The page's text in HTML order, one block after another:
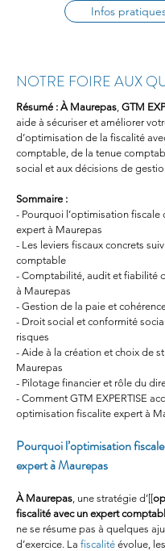
Infos
NOTRE FOIRE AUX
Résumé : À Maurepas, GTM
aide à sécuriser et améliorer
d’optimisation de la fiscalité
comptable, de la tenue
social et aux décisions de
Sommaire :
- Pourquoi l’optimisation fiscale
expert à Maurepas
- Les leviers fiscaux concrets
comptable
- Comptabilité, audit et fiabilité
à Maurepas
- Gestion de la paie et
- Droit social et conformité
risques
- Aide à la création et choix de
Maurepas
- Pilotage financier et rôle du
- Comment GTM EXPERTISE
optimisation fiscalite expert à
Pourquoi l’optimisation
expert à Maurepas
À Maurepas, une stratégie d’[[
fiscalité avec un expert
ne se résume pas à quelques
d’exercice. La fiscalité évolue,